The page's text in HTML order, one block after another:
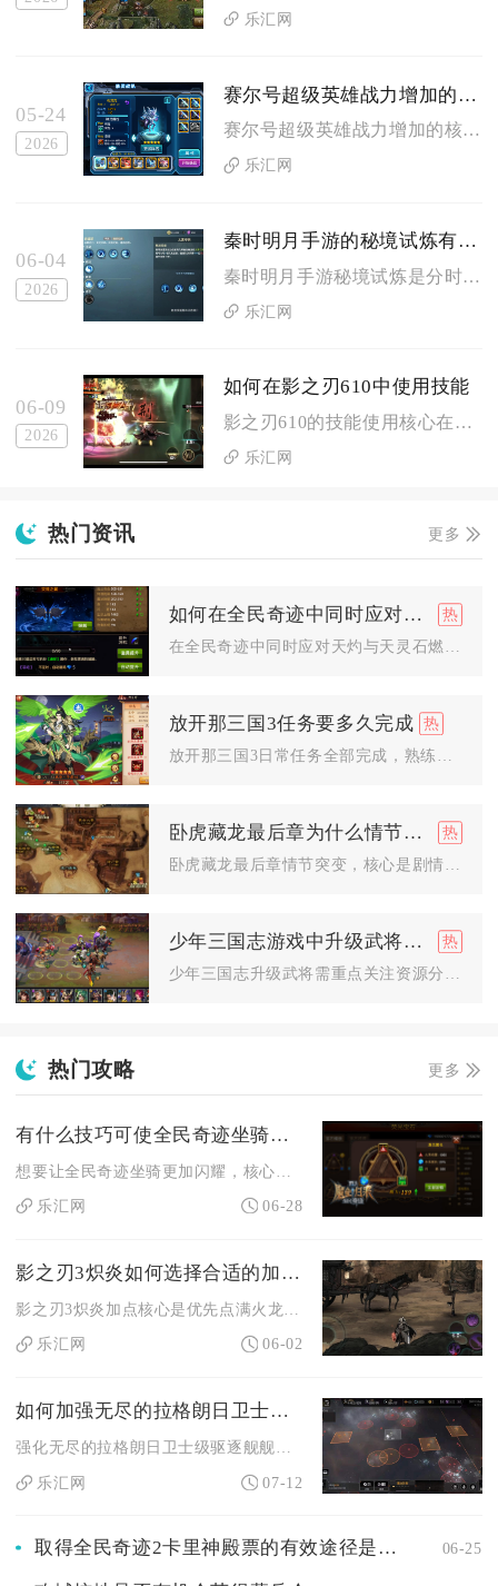
乐汇网
05-24
2026
赛尔号超级英雄战力增加的方式有哪些
赛尔号超级英雄战力增加的核心方式有精灵养成、装备强化、天命羁...
乐汇网
06-04
2026
秦时明月手游的秘境试炼有什么特点
秦时明月手游秘境试炼是分时开放、兵种策略绑定、星级进度驱动、...
乐汇网
06-09
2026
如何在影之刃610中使用技能
影之刃610的技能使用核心在于连招链的无缝衔接、杀意资源的精...
乐汇网
热门资讯 更多
如何在全民奇迹中同时应对天灼和天灵石燃烧
在全民奇迹中同时应对天灼与天灵石燃烧，核心是靠精灵羁绊减伤、...
放开那三国3任务要多久完成
卧虎藏龙最后章为什么情节突变
少年三国志游戏中升级武将要注意什么问题
热门攻略 更多
有什么技巧可使全民奇迹坐骑更加闪耀
乐汇网
06-28
影之刃3炽炎如何选择合适的加点方案
乐汇网
06-02
如何加强无尽的拉格朗日卫士级驱逐舰的舰炮火力
强化无尽的拉格朗日卫士级驱逐舰舰炮火力，核心依靠武器系统技术...
乐汇网
07-12
取得全民奇迹2卡里神殿票的有效途径是什么 06-25